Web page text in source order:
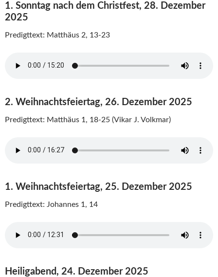
1. Sonntag nach dem Christfest, 28. Dezember
2025
Predigttext: Matthäus 2, 13-23
2. Weihnachtsfeiertag, 26. Dezember 2025
Predigttext: Matthäus 1, 18-25 (Vikar J. Volkmar)
1. Weihnachtsfeiertag, 25. Dezember 2025
Predigttext: Johannes 1, 14
Heiligabend, 24. Dezember 2025